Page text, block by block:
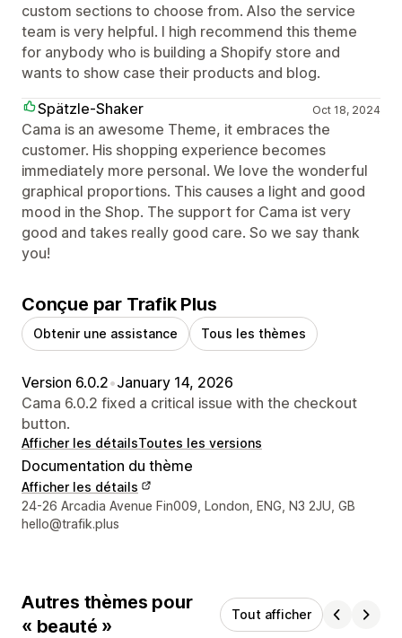
custom sections to choose from. Also the service
team is very helpful. I high recommend this theme
for anybody who is building a Shopify store and
wants to show case their products and blog.
Spätzle-Shaker
Oct 18, 2024
Cama is an awesome Theme, it embraces the
customer. His shopping experience becomes
immediately more personal. We love the wonderful
graphical proportions. This causes a light and good
mood in the Shop. The support for Cama ist very
good and takes really good care. So we say thank
you!
Conçue par Trafik Plus
Obtenir une assistance Tous les thèmes
Version 6.0.2•January 14, 2026
Cama 6.0.2 fixed a critical issue with the checkout
button.
Afficher les détailsToutes les versions
Documentation du thème
Afficher les détails
Coordonnées du concepteur
24-26 Arcadia Avenue Fin009, London, ENG, N3 2JU, GB
hello@trafik.plus
Autres thèmes pour
« beauté »
Tout afficher